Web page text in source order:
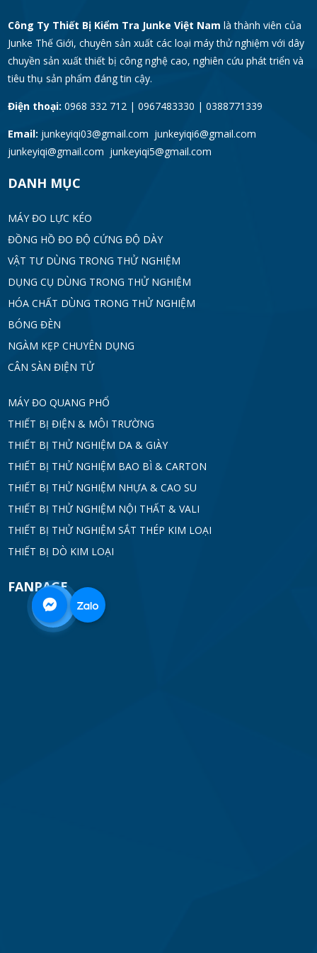
Công Ty Thiết Bị Kiểm Tra Junke Việt Nam là thành viên của
Junke Thế Giới, chuyên sản xuất các loại máy thử nghiệm với dây
chuyền sản xuất thiết bị công nghệ cao, nghiên cứu phát triển và
tiêu thụ sản phẩm đáng tin cậy.
Điện thoại: 0968 332 712 | 0967483330 | 0388771339
Email: junkeyiqi03@gmail.com junkeyiqi6@gmail.com
junkeyiqi@gmail.com junkeyiqi5@gmail.com
DANH MỤC
MÁY ĐO LỰC KÉO
ĐỒNG HỒ ĐO ĐỘ CỨNG ĐỘ DÀY
VẬT TƯ DÙNG TRONG THỬ NGHIỆM
DỤNG CỤ DÙNG TRONG THỬ NGHIỆM
HÓA CHẤT DÙNG TRONG THỬ NGHIỆM
BÓNG ĐÈN
NGÀM KẸP CHUYÊN DỤNG
CÂN SÀN ĐIỆN TỬ
MÁY ĐO QUANG PHỔ
THIẾT BỊ ĐIỆN & MÔI TRƯỜNG
THIẾT BỊ THỬ NGHIỆM DA & GIÀY
THIẾT BỊ THỬ NGHIỆM BAO BÌ & CARTON
THIẾT BỊ THỬ NGHIỆM NHỰA & CAO SU
THIẾT BỊ THỬ NGHIỆM NỘI THẤT & VALI
THIẾT BỊ THỬ NGHIỆM SẮT THÉP KIM LOẠI
THIẾT BỊ DÒ KIM LOẠI
FANPAGE
0968